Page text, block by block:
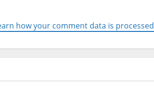
how your comment data is processed